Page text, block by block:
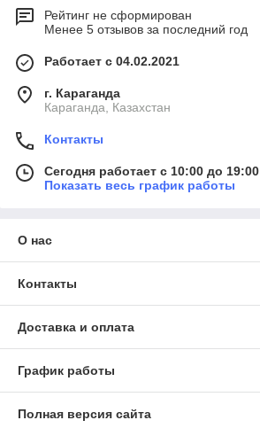
Рейтинг не сформирован
Менее 5 отзывов за последний год
Работает с 04.02.2021
г. Караганда
Караганда, Казахстан
Контакты
Сегодня работает с 10:00 до 19:00
Показать весь график работы
О нас
Контакты
Доставка и оплата
График работы
Полная версия сайта